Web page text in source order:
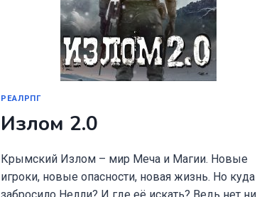
РЕАЛРПГ
Излом 2.0
Крымский Излом – мир Меча и Магии. Новые
игроки, новые опасности, новая жизнь. Но куда
забросило Нелли? И где её искать? Ведь нет ни